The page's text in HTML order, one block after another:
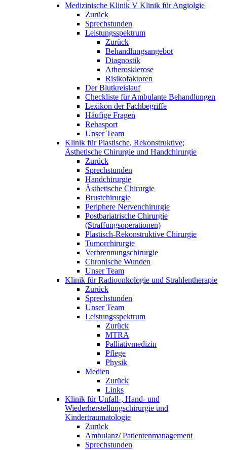
Medizinische Klinik V Klinik für Angiolgie
Zurück
Sprechstunden
Leistungsspektrum
Zurück
Behandlungsangebot
Diagnostik
Atherosklerose
Risikofaktoren
Der Blutkreislauf
Checkliste für Ambulante Behandlungen
Lexikon der Fachbegriffe
Häufige Fragen
Rehasport
Unser Team
Klinik für Plastische, Rekonstruktive;
Ästhetische Chirurgie und Handchirurgie
Zurück
Sprechstunden
Handchirurgie
Ästhetische Chirurgie
Brustchirurgie
Periphere Nervenchirurgie
Postbariatrische Chirurgie
(Straffungsoperationen)
Plastisch-Rekonstruktive Chirurgie
Tumorchirurgie
Verbrennungschirurgie
Chronische Wunden
Unser Team
Klinik für Radioonkologie und Strahlentherapie
Zurück
Sprechstunden
Unser Team
Leistungsspektrum
Zurück
MTRA
Palliativmedizin
Pflege
Physik
Medien
Zurück
Links
Klinik für Unfall-, Hand- und
Wiederherstellungschirurgie und
Kindertraumatologie
Zurück
Ambulanz/ Patientenmanagement
Sprechstunden